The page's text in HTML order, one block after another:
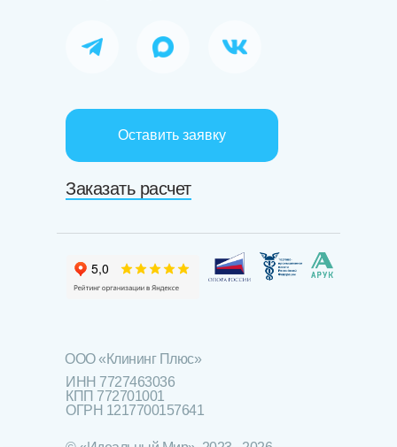
Оставить заявку
Заказать расчет
ИНН 7727463036
КПП 772701001
ОГРН 1217700157641
ООО «Клининг Плюс»